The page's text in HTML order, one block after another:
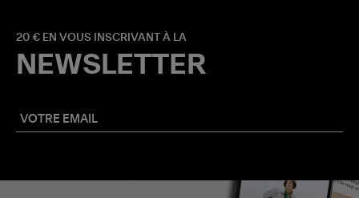
20 € EN VOUS INSCRIVANT À LA
NEWSLETTER